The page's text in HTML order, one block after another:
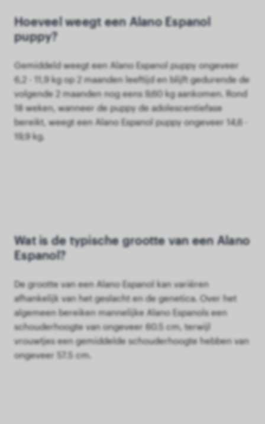
Hoeveel weegt een Alano Espanol
puppy?
Gemiddeld weegt een Alano Espanol puppy ongeveer
6,2 - 11,9 kg op 2 maanden leeftijd en blijft gedurende de
volgende 2 maanden nog eens 9,60 kg aankomen. Rond
18 weken, wanneer de puppy de adolescentiefase
bereikt, weegt een Alano Espanol puppy ongeveer 14,6 -
19,9 kg.
Wat is de typische grootte van een Alano
Espanol?
De grootte van een Alano Espanol kan variëren
afhankelijk van het geslacht en de genetica. Over het
algemeen bereiken mannelijke Alano Espanols een
schouderhoogte van ongeveer 60.5 cm, terwijl
vrouwtjes een gemiddelde schouderhoogte hebben van
ongeveer 57.5 cm.